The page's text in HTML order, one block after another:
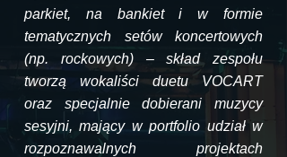
parkiet, na bankiet i w formie
tematycznych setów koncertowych
(np. rockowych) – skład zespołu
tworzą wokaliści duetu VOCART
oraz specjalnie dobierani muzycy
sesyjni, mający w portfolio udział w
rozpoznawalnych projektach